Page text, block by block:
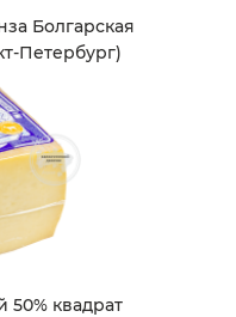
Болгарская
Петербург)
квадрат